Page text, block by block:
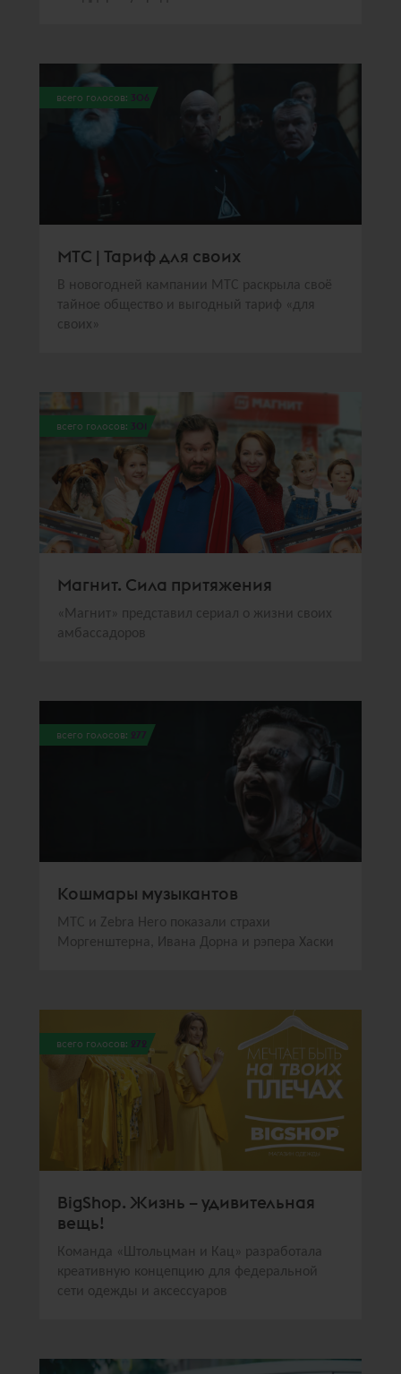
всего голосов: 306
МТС | Тариф для своих
В новогодней кампании МТС раскрыла своё
тайное общество и выгодный тариф «для
своих»
всего голосов: 301
Магнит. Сила притяжения
«Магнит» представил сериал о жизни своих
амбассадоров
всего голосов: 277
Кошмары музыкантов
МТС и Zebra Hero показали страхи
Моргенштерна, Ивана Дорна и рэпера Хаски
всего голосов: 272
BigShop. Жизнь – удивительная
вещь!
Команда «Штольцман и Кац» разработала
креативную концепцию для федеральной
сети одежды и аксессуаров